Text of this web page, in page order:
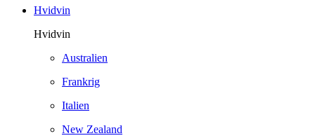
Hvidvin
Hvidvin
Australien
Frankrig
Italien
New Zealand